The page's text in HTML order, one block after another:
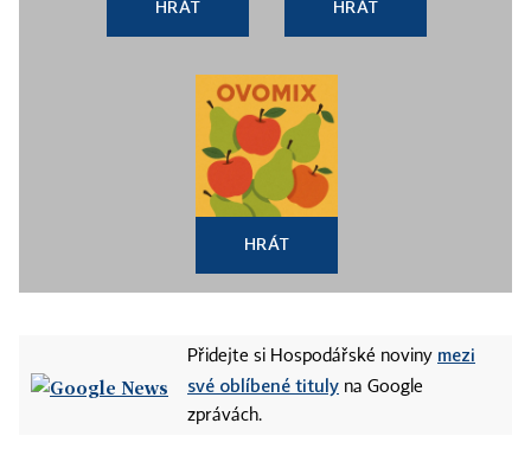
HRÁT HRÁT
HRÁT
Přidejte si Hospodářské noviny mezi
své oblíbené tituly na Google
zprávách.